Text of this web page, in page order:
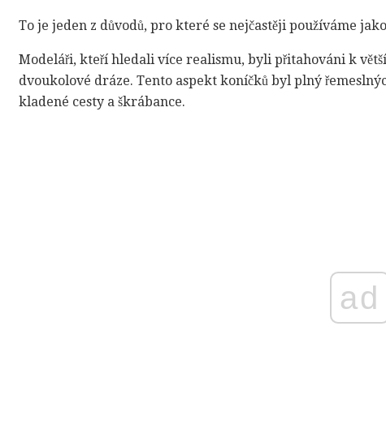
To je jeden z důvodů, pro které se nejčastěji používáme jako
Modeláři, kteří hledali více realismu, byli přitahováni k
dvoukolové dráze. Tento aspekt koníčků byl plný
kladené cesty a škrábance.
ad